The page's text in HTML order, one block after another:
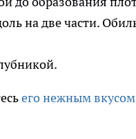
на две части.
его нежным вкусом